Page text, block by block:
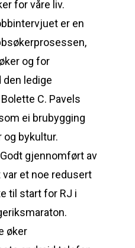
for våre liv.
er en
og for
den ledige
C. Pavels
ei brubygging
bykultur.
gjennomført av
et noe redusert
til start for RJ i
øker